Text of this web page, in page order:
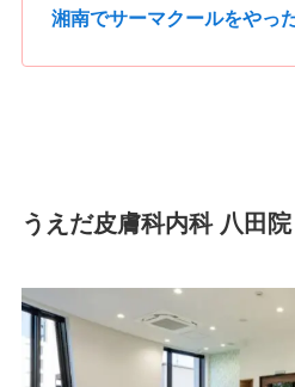
湘南でサーマクールをやっ
うえだ皮膚科内科 八田院